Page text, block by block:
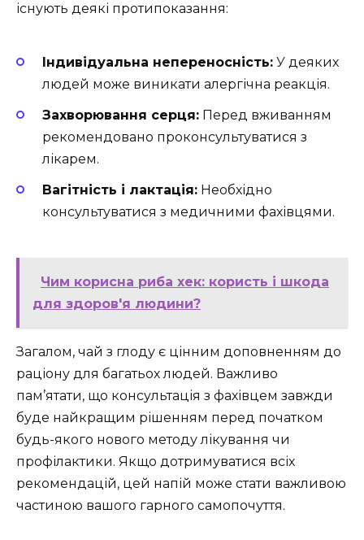
існують деякі протипоказання:
Індивідуальна непереносність: У деяких
людей може виникати алергічна реакція.
Захворювання серця: Перед вживанням
рекомендовано проконсультуватися з
лікарем.
Вагітність і лактація: Необхідно
консультуватися з медичними фахівцями.
Чим корисна риба хек: користь і шкода
для здоров'я людини?
Загалом, чай з глоду є цінним доповненням до
раціону для багатьох людей. Важливо
пам’ятати, що консультація з фахівцем завжди
буде найкращим рішенням перед початком
будь-якого нового методу лікування чи
профілактики. Якщо дотримуватися всіх
рекомендацій, цей напій може стати важливою
частиною вашого гарного самопочуття.